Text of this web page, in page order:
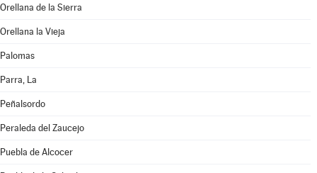
Orellana de la Sierra
Orellana la Vieja
Palomas
Parra, La
Peñalsordo
Peraleda del Zaucejo
Puebla de Alcocer